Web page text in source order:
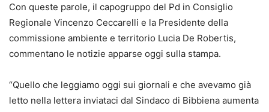
Con queste parole, il capogruppo del Pd in Consiglio
Regionale Vincenzo Ceccarelli e la Presidente della
commissione ambiente e territorio Lucia De Robertis,
commentano le notizie apparse oggi sulla stampa.
“Quello che leggiamo oggi sui giornali e che avevamo già
letto nella lettera inviataci dal Sindaco di Bibbiena aumenta